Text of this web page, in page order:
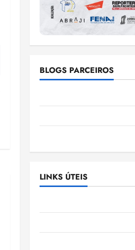
BLOGS PARCEIROS
LINKS ÚTEIS